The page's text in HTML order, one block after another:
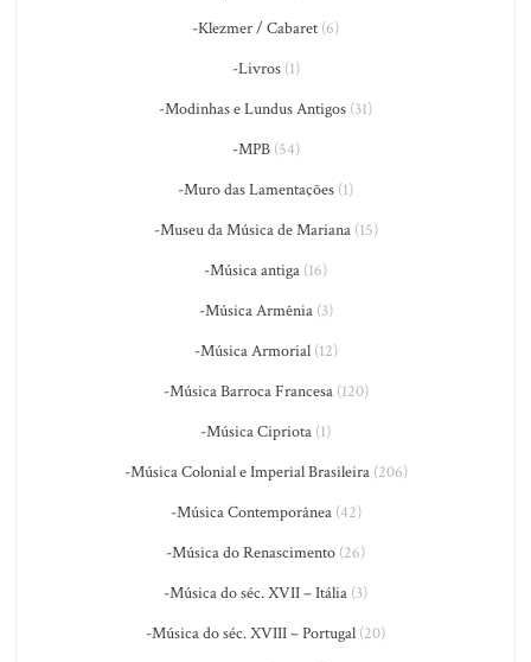
-Klezmer / Cabaret (6)
-Livros(1)
-Modinhas e Lundus Antigos (31)
-MPB(54)
-Muro das Lamentações (1)
-Museu da Música de Mariana(15)
-Música antiga (16)
-Música Armênia(3)
-Música Armorial(12)
-Música Barroca Francesa(120)
-Música Cipriota (1)
-Música Colonial e Imperial Brasileira(206)
-Música Contemporânea(42)
-Música do Renascimento (26)
-Música do séc. XVII – Itália (3)
-Música do séc. XVIII – Portugal (20)